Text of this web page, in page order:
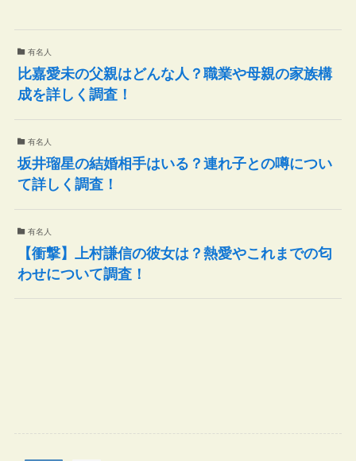
有名人
比嘉愛未の父親はどんな人？職業や母親の家族構
成を詳しく調査！
有名人
坂井瑠星の結婚相手はいる？連れ子との噂につい
て詳しく調査！
有名人
【衝撃】上村謙信の彼女は？熱愛やこれまでの匂
わせについて調査！